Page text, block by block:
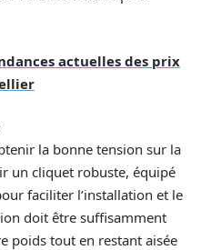
actuelles des prix
la bonne tension sur la
un cliquet robuste, équipé
faciliter l’installation et le
doit être suffisamment
poids tout en restant aisée